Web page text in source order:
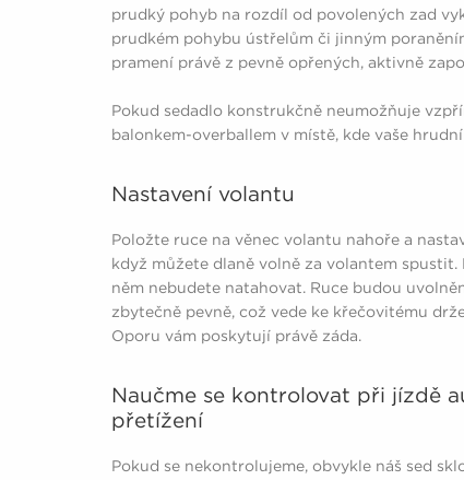
prudký pohyb na rozdíl od povolených zad
prudkém pohybu ústřelům či jinným
pramení právě z pevně opřených, aktivně
Pokud sedadlo konstrukčně neumožňuje
balonkem-overballem v místě, kde vaše
Nastavení volantu
Položte ruce na věnec volantu nahoře a
když můžete dlaně volně za volantem
něm nebudete natahovat. Ruce budou
zbytečně pevně, což vede ke křečovitému
Oporu vám poskytují právě záda.
Naučme se kontrolovat při jízdě
přetížení
Pokud se nekontrolujeme, obvykle náš sed